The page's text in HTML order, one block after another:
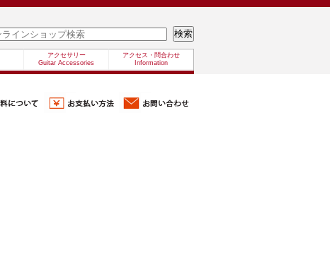
アクセサリー
Guitar Accessories
アクセス・問合わせ
Information